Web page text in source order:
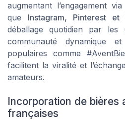
augmentant l’engagement
que Instagram, Pinterest et
déballage quotidien par les
communauté dynamique
populaires comme
facilitent la viralité et
amateurs.
Incorporation de bières
françaises